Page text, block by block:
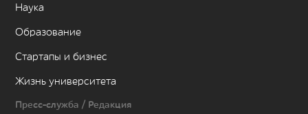
Наука
Образование
Стартапы и бизнес
Жизнь университета
Пресс-служба / Редакция